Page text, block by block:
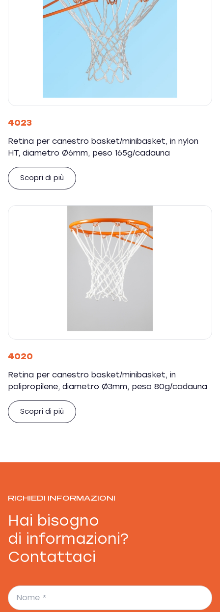
4023
Retina per canestro basket/minibasket, in nylon
HT, diametro Ø6mm, peso 165g/cadauna
Scopri di più
4020
Retina per canestro basket/minibasket, in
polipropilene, diametro Ø3mm, peso 80g/cadauna
Scopri di più
RICHIEDI INFORMAZIONI
Hai bisogno
di informazioni?
Contattaci